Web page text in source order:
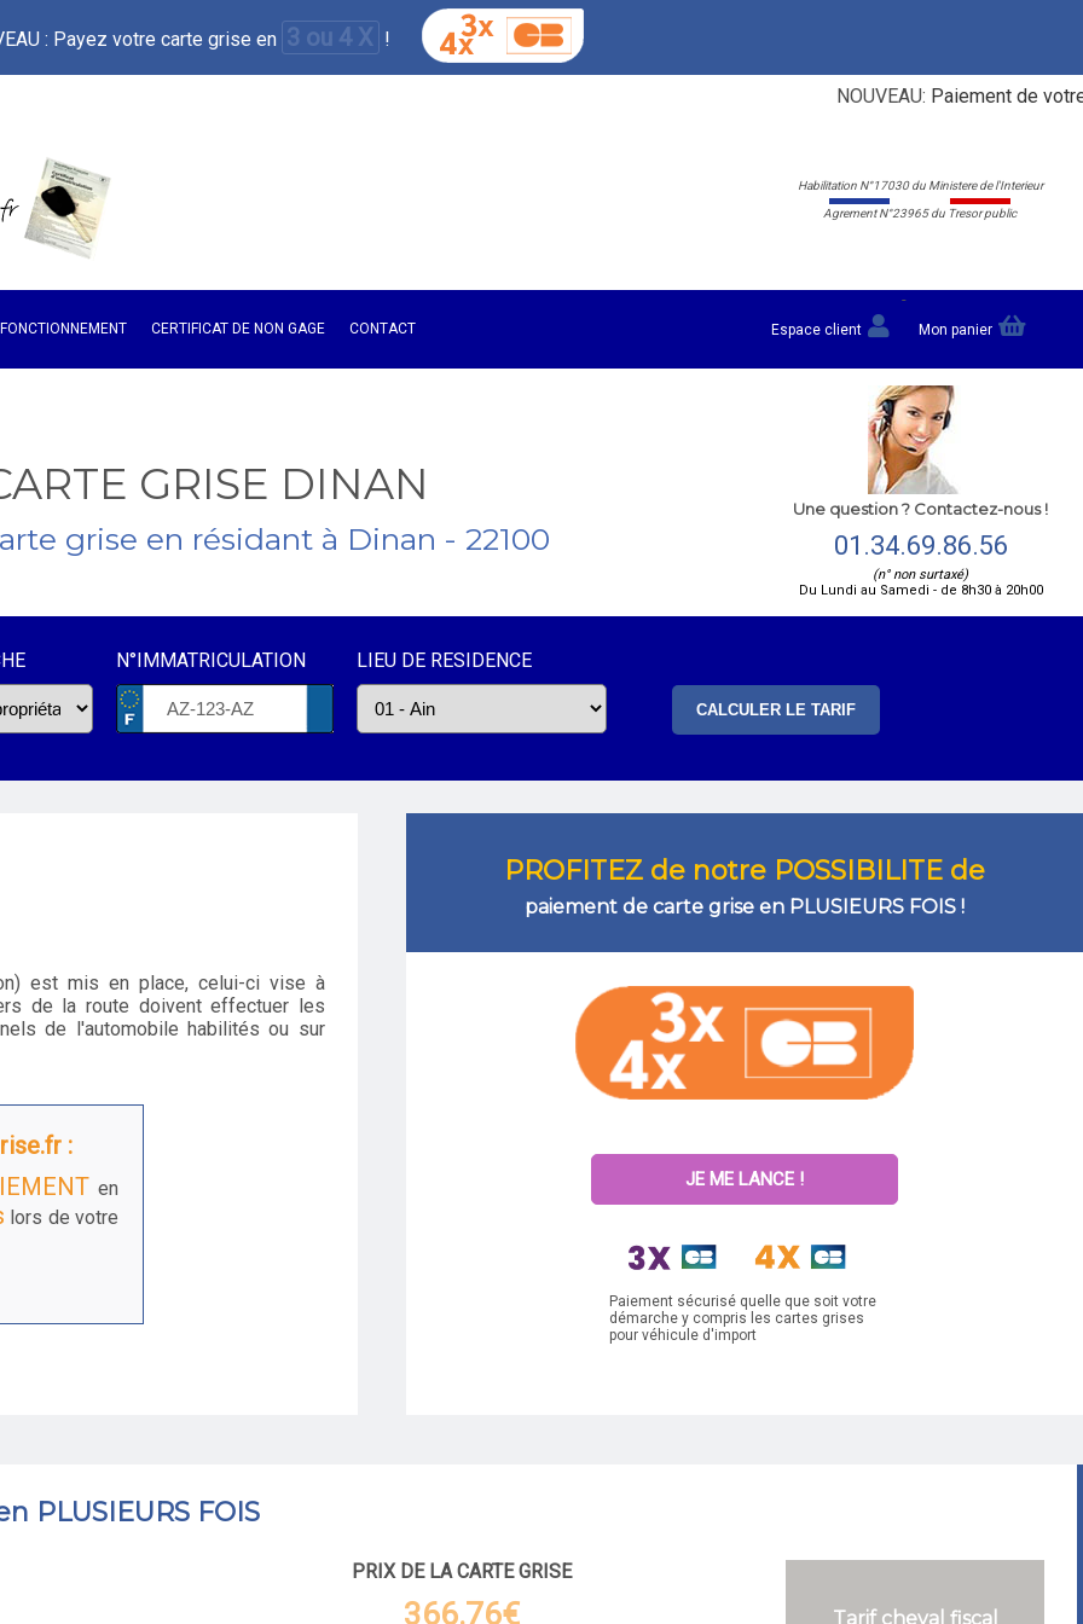
: Payez votre carte grise en 3 ou 4 X !
NOUVEAU:Paiement de votre
Habilitation N°17030 du Ministere de l'Interieur
Agrement N°23965 du Tresor public
CERTIFICAT DE NON GAGE CONTACT Espace client
-
Mon panier
GRISE DINAN
grise en résidant à Dinan - 22100
Une question ? Contactez-nous !
01.34.69.86.56
(n° non surtaxé)
Du Lundi au Samedi - de 8h30 à 20h00
N°IMMATRICULATION LIEU DE RESIDENCE
est mis en place, celui-ci vise à
de la route doivent effectuer les
de l'automobile habilités ou sur
:
en
lors de votre
PROFITEZ de notre POSSIBILITE de
paiement de carte grise en PLUSIEURS FOIS !
JE ME LANCE !
Paiement sécurisé quelle que soit votre
démarche y compris les cartes grises
pour véhicule d'import
PLUSIEURS FOIS
PRIX DE LA CARTE GRISE
366.76€ Tarif cheval fiscal